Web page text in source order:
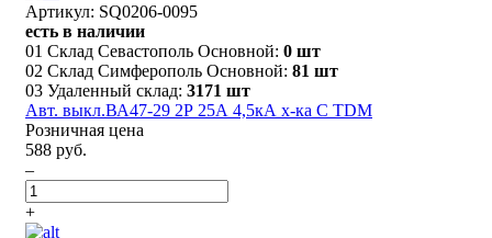
Артикул: SQ0206-0095
есть в наличии
01 Склад Севастополь Основной: 0 шт
02 Склад Симферополь Основной: 81 шт
03 Удаленный склад: 3171 шт
Авт. выкл.ВА47-29 2Р 25А 4,5кА х-ка С TDM
Розничная цена
588 руб.
–
+